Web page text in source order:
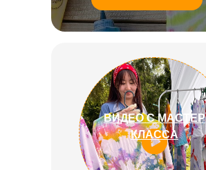
ВИДЕО С МАСТЕР
КЛАССА